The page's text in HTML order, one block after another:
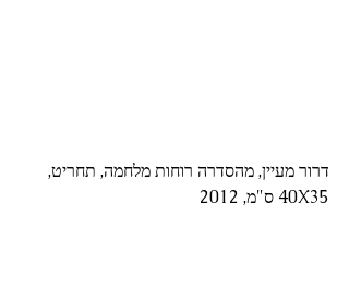
דרור מעיין, מהסדרה רוחות מלחמה, תחריט,
40X35 ס"מ, 2012